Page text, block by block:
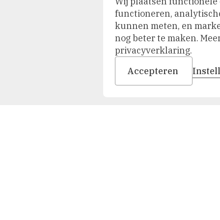
functioneren,
kunnen meten, en
nog beter te maken.
privacyverklaring.
Accepteren